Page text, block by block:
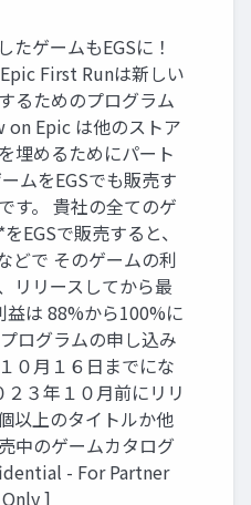
たゲームもEGSに！
First Runは新しい
るためのプログラム
on Epic は他のストア
埋めるためにパート
ムをEGSでも販売す
す。 貴社の全てのゲ
EGSで販売すると、
どで そのゲームの利
リリースしてから最
益は 88%から100%に
ログラムの申し込み
０月１６日までにな
２３年１０月前にリリ
以上のタイトルか他
中のゲームカタログ
- For Partner
]